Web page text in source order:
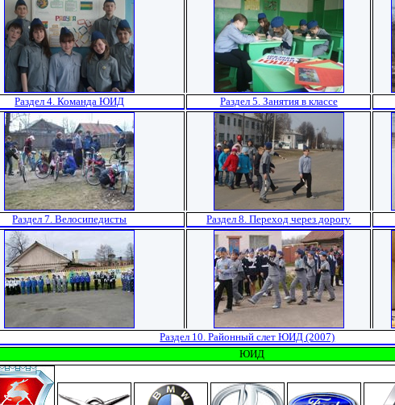
Раздел 4. Команда ЮИД Раздел 5. Занятия в классе
Раздел 7. Велосипедисты Раздел 8. Переход через дорогу
Раздел 10. Районный слет ЮИД (2007)
ЮИД